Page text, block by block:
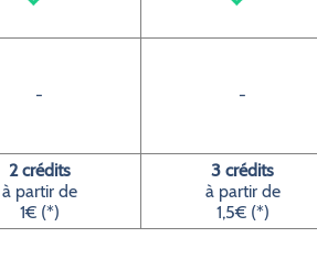
- -
2 crédits
à partir de
1€ (*)
3 crédits
à partir de
1,5€ (*)